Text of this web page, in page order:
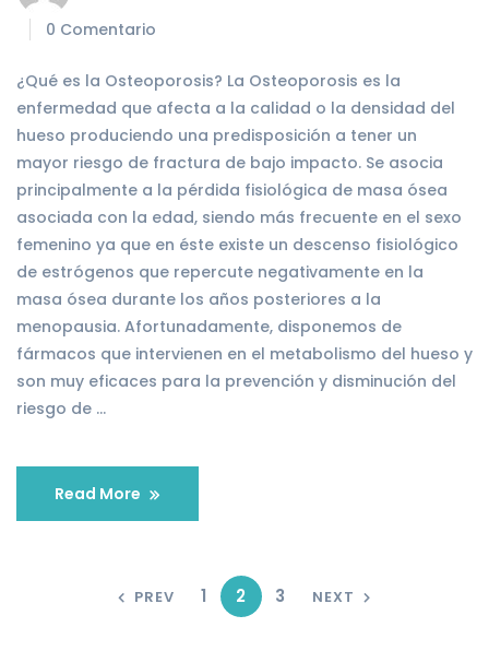
0 Comentario
¿Qué es la Osteoporosis? La Osteoporosis es la
enfermedad que afecta a la calidad o la densidad del
hueso produciendo una predisposición a tener un
mayor riesgo de fractura de bajo impacto. Se asocia
principalmente a la pérdida fisiológica de masa ósea
asociada con la edad, siendo más frecuente en el sexo
femenino ya que en éste existe un descenso fisiológico
de estrógenos que repercute negativamente en la
masa ósea durante los años posteriores a la
menopausia. Afortunadamente, disponemos de
fármacos que intervienen en el metabolismo del hueso y
son muy eficaces para la prevención y disminución del
riesgo de …
Read More
PREV 1 2 3 NEXT